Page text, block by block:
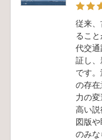
従来
るこ
代交
証し
です
の存
力の
高い
図版
のみ